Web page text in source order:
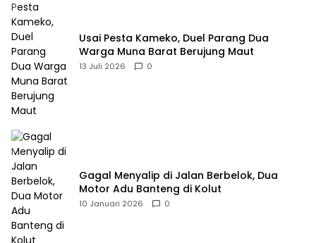
Usai Pesta Kameko, Duel Parang Dua
Warga Muna Barat Berujung Maut
13 Juli 2026 0
Gagal Menyalip di Jalan Berbelok, Dua
Motor Adu Banteng di Kolut
10 Januari 2026 0